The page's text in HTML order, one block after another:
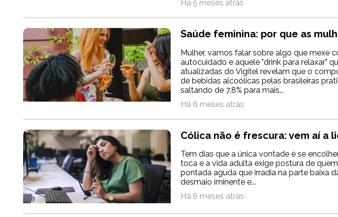
Há 5 meses atrás
Saúde feminina: por que as
Mulher, vamos falar sobre algo que mexe
autocuidado e aquele "drink para relaxar"
atualizadas do Vigitel revelam que o
de bebidas alcoólicas pelas brasileiras
saltando de 7,8% para mais...
Há 6 meses atrás
Cólica não é frescura: vem aí a
Tem dias que a única vontade é se
toca e a vida adulta exige postura de
pontada aguda que irradia na parte baixa
desmaio iminente e...
Há 6 meses atrás